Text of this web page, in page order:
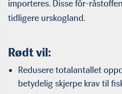
importeres. Disse fôr-
tidligere urskogland.
Rødt vil:
Redusere totalantallet
betydelig skjerpe krav til